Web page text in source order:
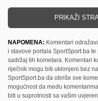
PRIKAŽI
NAPOMENA: Komentari
i stavove portala SportSport.ba
sadržaj tih kometara. Komentari
riječnik mogu biti uklonjeni bez
SportSport.ba da obriše sve
mogućnost da među
biti u suprotnosti sa vašim